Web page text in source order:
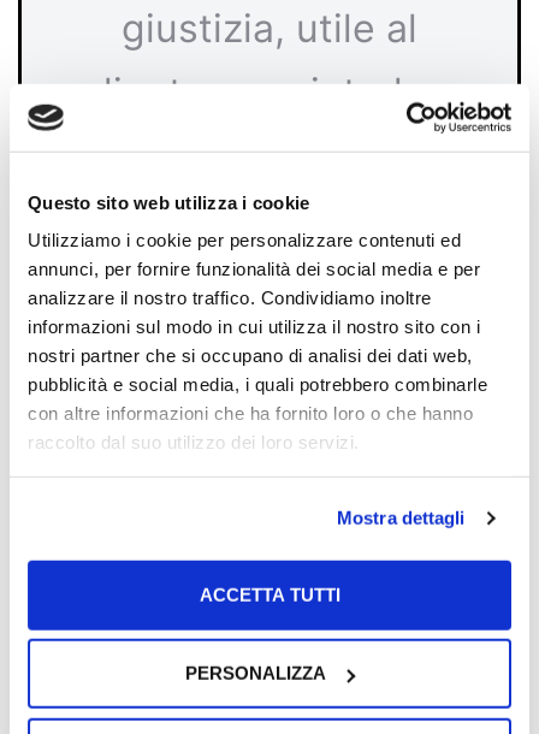
Questo sito web utilizza i cookie
Utilizziamo i cookie per personalizzare contenuti ed
annunci, per fornire funzionalità dei social media e per
analizzare il nostro traffico. Condividiamo inoltre
informazioni sul modo in cui utilizza il nostro sito con i
nostri partner che si occupano di analisi dei dati web,
pubblicità e social media, i quali potrebbero combinarle
con altre informazioni che ha fornito loro o che hanno
raccolto dal suo utilizzo dei loro servizi.
Mostra dettagli
ACCETTA TUTTI
PERSONALIZZA
giustizia, utile al
cliente per aiutarlo a
far valere le proprie
ragioni.
PIERO CALAMANDREI
Articoli recenti